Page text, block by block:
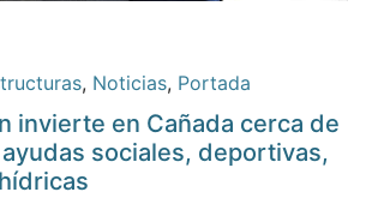
, Noticias, Portada
invierte en Cañada cerca de
sociales, deportivas,